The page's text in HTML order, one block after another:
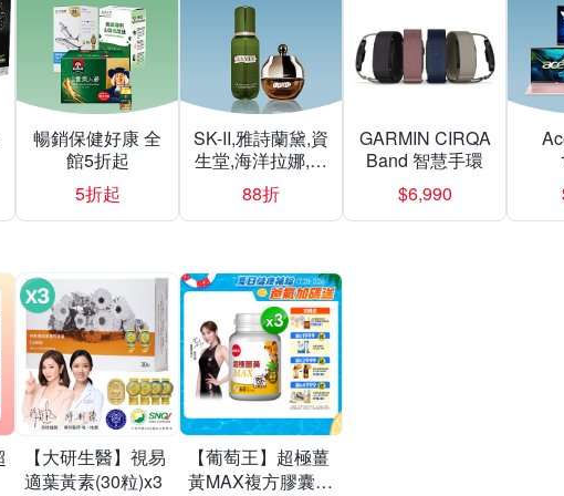
暢銷保健好康 全
館5折起
5折起
SK-II,雅詩蘭黛,資
生堂,海洋拉娜,赫
蓮娜▼結帳再折
88折
GARMIN CIRQA
Band 智慧手環
$6,990
【大研生醫】視易
適葉黃素(30粒)x3
【葡萄王】超極薑
黃MAX複方膠囊